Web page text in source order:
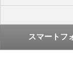
スマートフ